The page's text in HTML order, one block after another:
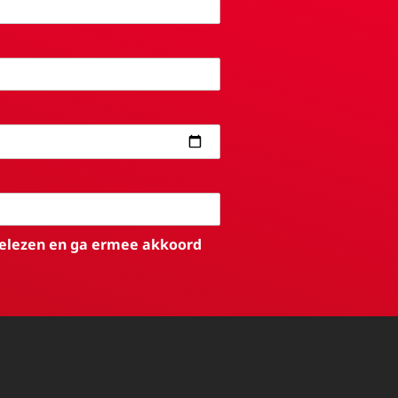
en ga ermee akkoord